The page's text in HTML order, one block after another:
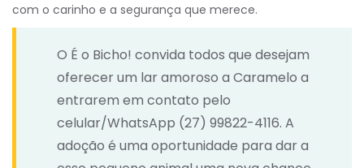
com o carinho e a segurança que merece.
O É o Bicho! convida todos que desejam
oferecer um lar amoroso a Caramelo a
entrarem em contato pelo
celular/WhatsApp (27) 99822-4116. A
adoção é uma oportunidade para dar a